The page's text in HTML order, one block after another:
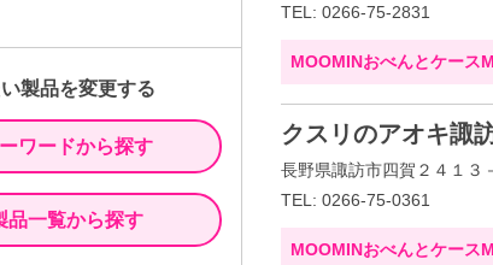
製品を変更する
ワードから探す
品一覧から探す
TEL: 0266-75-2831
MOOMINおべんとケースM
クスリのアオキ諏
長野県諏訪市四賀２４１３
TEL: 0266-75-0361
MOOMINおべんとケースM